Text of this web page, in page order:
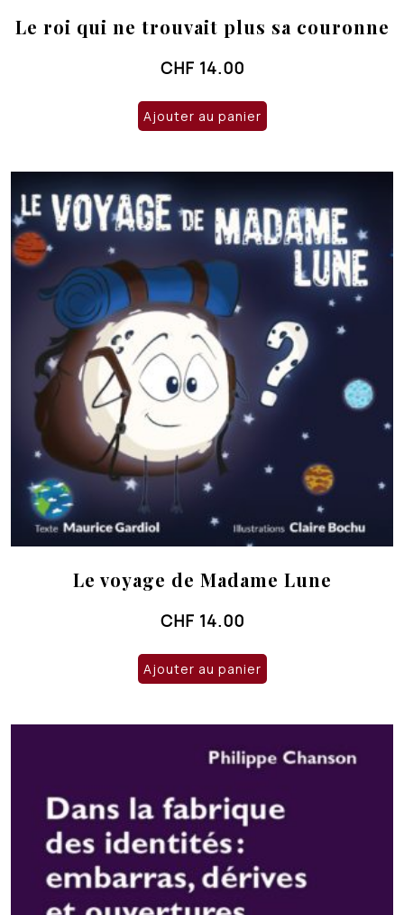
Le roi qui ne trouvait plus sa couronne
CHF 14.00
Ajouter au panier
Le voyage de Madame Lune
CHF 14.00
Ajouter au panier